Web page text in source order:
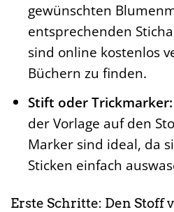
gewünschten
entsprechenden
sind online kostenlos
Büchern zu finden.
Stift oder Trickmarker:
der Vorlage auf den
Marker sind ideal, da
Sticken einfach
Erste Schritte: Den Stoff